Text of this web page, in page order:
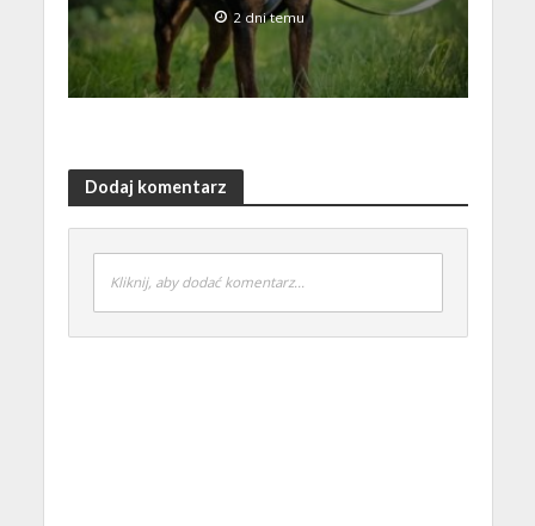
2 dni temu
Dodaj komentarz
Kliknij, aby dodać komentarz...